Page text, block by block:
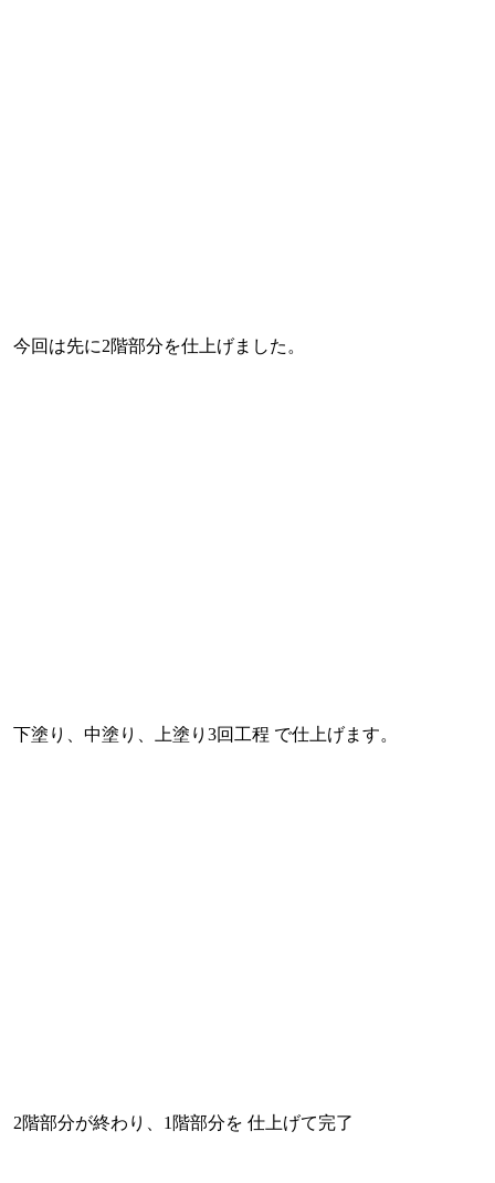
今回は先に2階部分を仕上げました。
下塗り、中塗り、上塗り3回工程 で仕上げます。
2階部分が終わり、1階部分を 仕上げて完了